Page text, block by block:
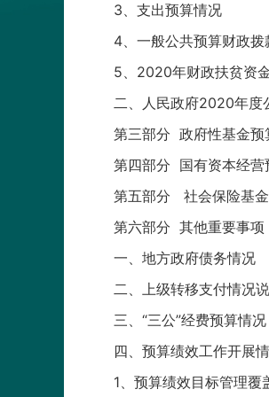
3、支出预算情况
4、一般公共预算财政拨
5、2020年财政扶贫资
二、人民政府2020年度
第三部分 政府性基金预
第四部分 国有资本经营
第五部分 社会保险基
第六部分 其他重要事项
一、地方政府债务情况
二、上级转移支付情况
三、“三公”经费预算情况
四、预算绩效工作开展情
1、预算绩效目标管理覆